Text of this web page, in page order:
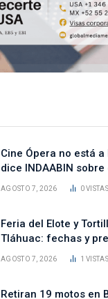
Cine Ópera no está a
dice INDAABIN
AGOSTO 7, 2026 0VISTAS
Feria del Elote y
Tláhuac: fechas y
AGOSTO 7, 2026 1VISTAS
Retiran 19 motos en